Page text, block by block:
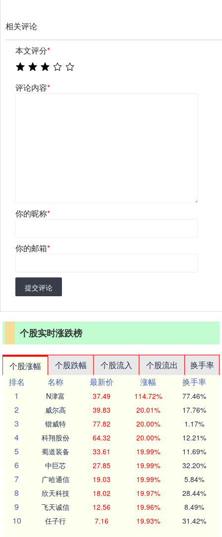
相关评论
本文评分*
评论内容*
你的昵称*
你的邮箱*
提交评论
个股实时涨跌榜
个股涨幅 个股跌幅 个股流入 个股流出
换手率
排名
名称 最新价 涨幅
换手率
1
N津富 37.49 114.72% 77.46%
2 威尔高 39.83 20.01% 17.76%
3 锴威特 77.82 20.00% 1.17%
4 科翔股份 64.32 20.00% 12.21%
5 蜀道装备 33.61 19.99% 11.69%
6 中巨芯 27.85 19.99% 32.20%
7 广哈通信 19.03 19.99% 5.84%
8 欣天科技 18.02 19.97% 28.44%
9 飞天诚信 12.56 19.96% 8.49%
10 任子行 7.16 19.93% 31.42%